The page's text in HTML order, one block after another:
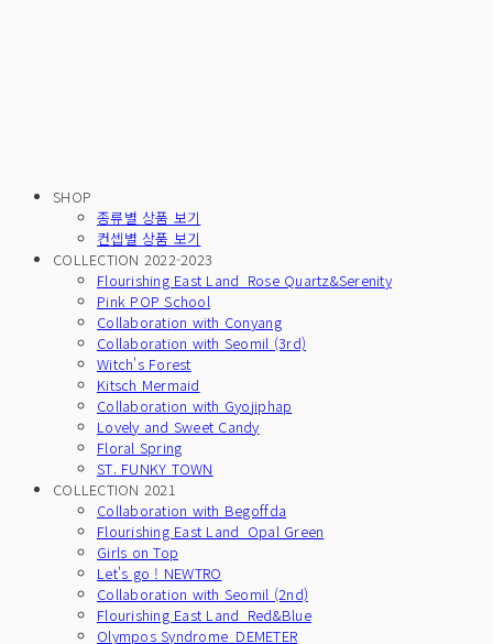
SHOP
종류별 상품 보기
컨셉별 상품 보기
COLLECTION 2022-2023
Flourishing East Land_Rose Quartz&Serenity
Pink POP School
Collaboration with Conyang
Collaboration with Seomil (3rd)
Witch's Forest
Kitsch Mermaid
Collaboration with Gyojiphap
Lovely and Sweet Candy
Floral Spring
ST. FUNKY TOWN
COLLECTION 2021
Collaboration with Begoffda
Flourishing East Land_Opal Green
Girls on Top
Let's go ! NEWTRO
Collaboration with Seomil (2nd)
Flourishing East Land_Red&Blue
Olympos Syndrome_DEMETER